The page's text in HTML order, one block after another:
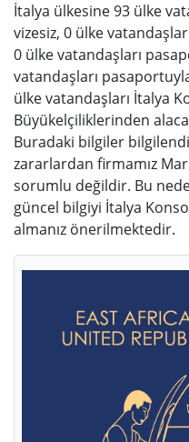
İtalya ülkesine 93 ülke
vizesiz, 0 ülke
0 ülke vatandaşları
vatandaşları
ülke vatandaşları İtalya
Büyükelçiliklerinden
Buradaki bilgiler
zararlardan firmamız
sorumlu değildir. Bu
güncel bilgiyi İtalya
almanız önerilmektedir.